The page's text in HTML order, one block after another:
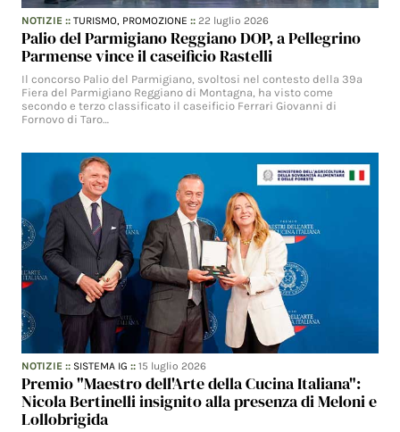
NOTIZIE ::TURISMO, PROMOZIONE ::22 luglio 2026
Palio del Parmigiano Reggiano DOP, a Pellegrino
Parmense vince il caseificio Rastelli
Il concorso Palio del Parmigiano, svoltosi nel contesto della 39a
Fiera del Parmigiano Reggiano di Montagna, ha visto come
secondo e terzo classificato il caseificio Ferrari Giovanni di
Fornovo di Taro…
NOTIZIE :: SISTEMA IG ::15 luglio 2026
Premio "Maestro dell'Arte della Cucina Italiana":
Nicola Bertinelli insignito alla presenza di Meloni e
Lollobrigida